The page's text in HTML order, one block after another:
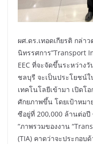
ผศ.ดร.เทอดเกียรติ กล่า
นิทรรศการ”Transport
EEC ที่จะจัดขึ้นระหว่าง
ชลบุรี จะเป็นประโยชน์ใ
เทคโนโลยีเข้ามา เปิด
ศักยภาพขึ้น โดยเป้าหมา
ซีอยู่ที่ 200,000 ล้านต่อปี
“ภาพรวมของงาน
(TIA) คาดว่าจะประกอบ